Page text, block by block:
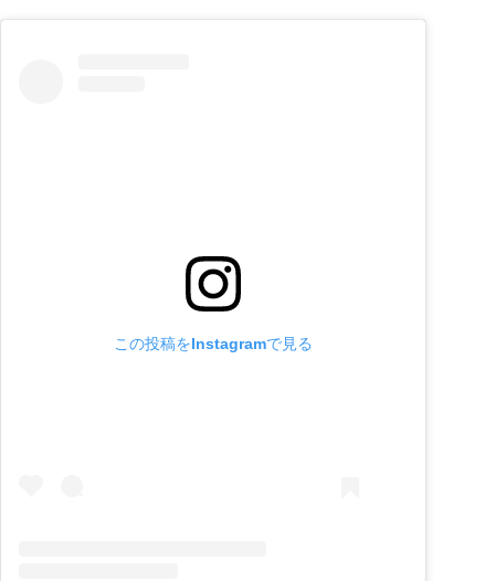
この投稿をInstagramで見る